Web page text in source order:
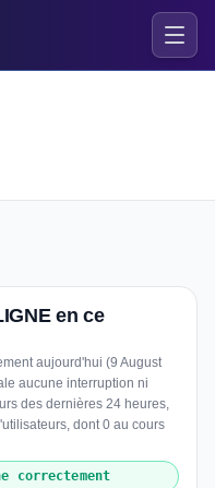
en ce
aujourd'hui (9 August
aucune interruption ni
des dernières 24 heures,
dont 0 au cours
correctement